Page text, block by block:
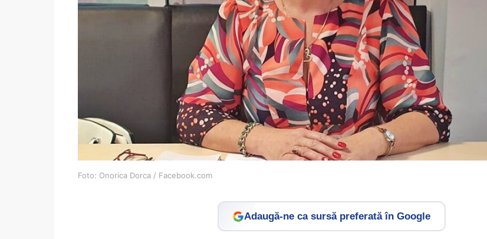
Foto: Onorica Dorca / Facebook.com
Adaugă-ne ca sursă preferată în Google